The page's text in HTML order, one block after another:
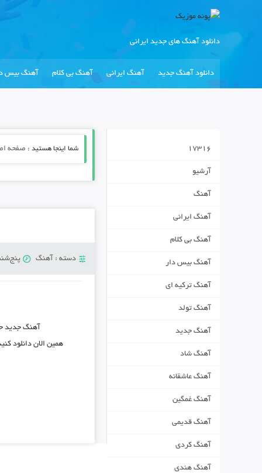
دانلود آهنگ های جدید ایرانی
دانلود آهنگ جدید آهنگ ایرانی آهنگ بی کلام آهنگ بیس
شما اینجا هستید : صفحه
دسته : آهنگ پنج‌شنبه 16
آهنگ جدید
همین الان دانلود
17316
آرشیو
آهنگ
آهنگ ایرانی
آهنگ بی کلام
آهنگ بیس دار
آهنگ ترکیه ای
آهنگ تولد
آهنگ جدید
آهنگ شاد
آهنگ عاشقانه
آهنگ غمگین
آهنگ قدیمی
آهنگ کردی
آهنگ هندی